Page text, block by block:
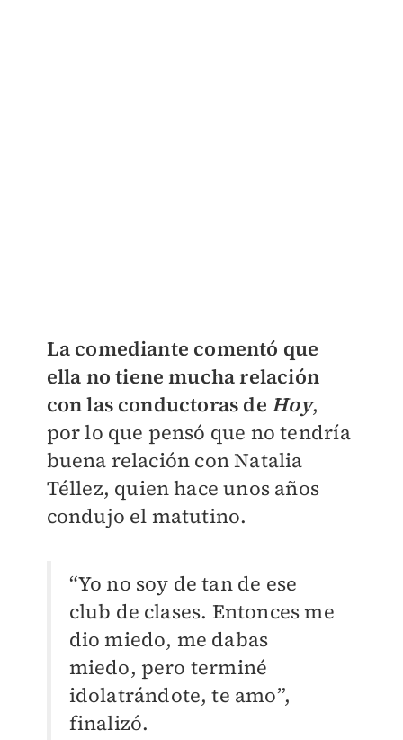
La comediante comentó que
ella no tiene mucha relación
con las conductoras de Hoy,
por lo que pensó que no tendría
buena relación con Natalia
Téllez, quien hace unos años
condujo el matutino.
“Yo no soy de tan de ese
club de clases. Entonces me
dio miedo, me dabas
miedo, pero terminé
idolatrándote, te amo”,
finalizó.